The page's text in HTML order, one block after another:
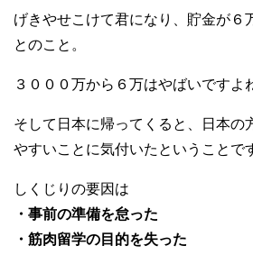
げきやせこけて君になり、貯金が６
とのこと。
３０００万から６万はやばいですよ
そして日本に帰ってくると、日本の
やすいことに気付いたということで
しくじりの要因は
・事前の準備を怠った
・筋肉留学の目的を失った